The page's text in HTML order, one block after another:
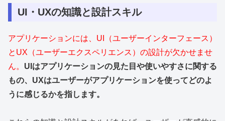
UI・UXの知識と設計スキル
アプリケーションには、UI（ユーザーインターフェース）
とUX（ユーザーエクスペリエンス）の設計が欠かせませ
ん。 UIはアプリケーションの見た目や使いやすさに関する
もの、UXはユーザーがアプリケーションを使ってどのよ
うに感じるかを指します。